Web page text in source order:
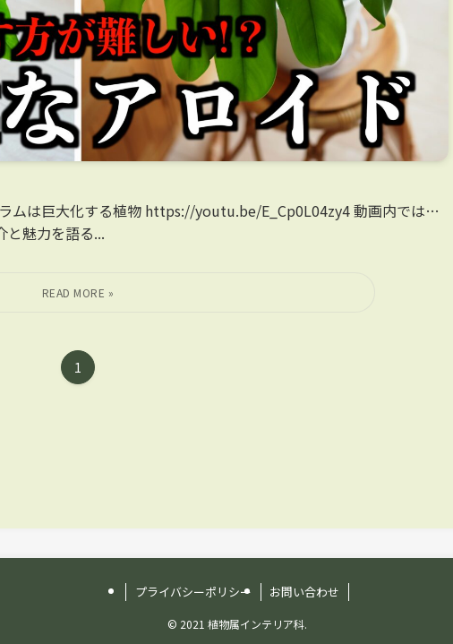
ムは巨大化する植物 https://youtu.be/E_Cp0L04zy4 動画内では…
と魅力を語る...
1
プライバシーポリシー お問い合わせ
© 2021 植物属インテリア科.